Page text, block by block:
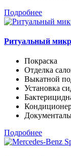
Подробнее
Ритуальный
Покраска
Отделка
Выкатной
Установка
Подробнее